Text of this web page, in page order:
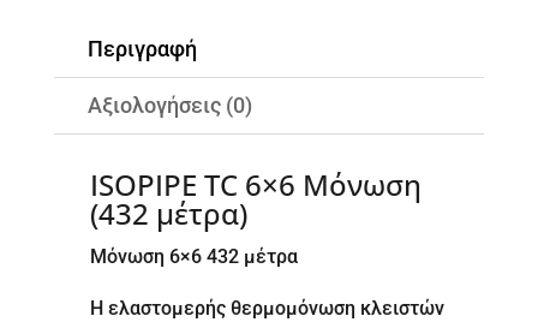
Περιγραφή
Αξιολογήσεις (0)
ISOPIPE TC 6×6 Μόνωση
(432 μέτρα)
Μόνωση 6×6 432 μέτρα
Η ελαστομερής θερμομόνωση κλειστών